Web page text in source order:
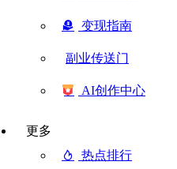
变现指南
副业传送门
AI创作中心
更多
热点排行